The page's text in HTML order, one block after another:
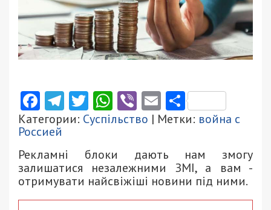
Facebook
Telegram
Twitter
WhatsApp
ViberEmail
Категории: Суспільство | Метки: война с
Россией
Рекламні блоки дають нам змогу
залишатися незалежними ЗМІ, а вам -
отримувати найсвіжіші новини під ними.